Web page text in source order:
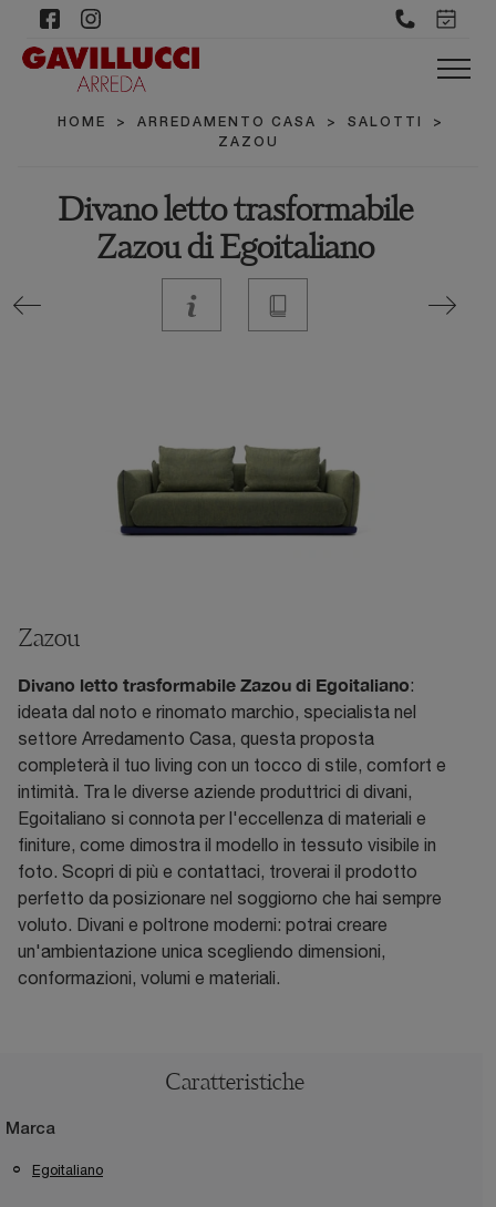
HOME > ARREDAMENTO CASA > SALOTTI
>
ZAZOU
Divano letto trasformabile
Zazou di Egoitaliano
Zazou
Divano letto trasformabile Zazou di Egoitaliano:
ideata dal noto e rinomato marchio, specialista nel
settore Arredamento Casa, questa proposta
completerà il tuo living con un tocco di stile, comfort e
intimità. Tra le diverse aziende produttrici di divani,
Egoitaliano si connota per l'eccellenza di materiali e
finiture, come dimostra il modello in tessuto visibile in
foto. Scopri di più e contattaci, troverai il prodotto
perfetto da posizionare nel soggiorno che hai sempre
voluto. Divani e poltrone moderni: potrai creare
un'ambientazione unica scegliendo dimensioni,
conformazioni, volumi e materiali.
Caratteristiche
Marca
Egoitaliano